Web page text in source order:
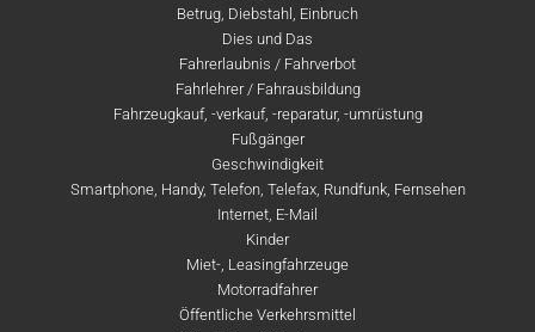
Betrug, Diebstahl, Einbruch
Dies und Das
Fahrerlaubnis / Fahrverbot
Fahrlehrer / Fahrausbildung
Fahrzeugkauf, -verkauf, -reparatur, -umrüstung
Fußgänger
Geschwindigkeit
Smartphone, Handy, Telefon, Telefax, Rundfunk, Fernsehen
Internet, E-Mail
Kinder
Miet-, Leasingfahrzeuge
Motorradfahrer
Öffentliche Verkehrsmittel